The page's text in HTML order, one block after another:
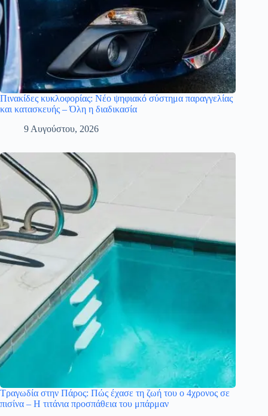
Πινακίδες κυκλοφορίας: Νέο ψηφιακό σύστημα παραγγελίας
και κατασκευής – Όλη η διαδικασία
9 Αυγούστου, 2026
Τραγωδία στην Πάρος: Πώς έχασε τη ζωή του ο 4χρονος σε
πισίνα – Η τιτάνια προσπάθεια του μπάρμαν